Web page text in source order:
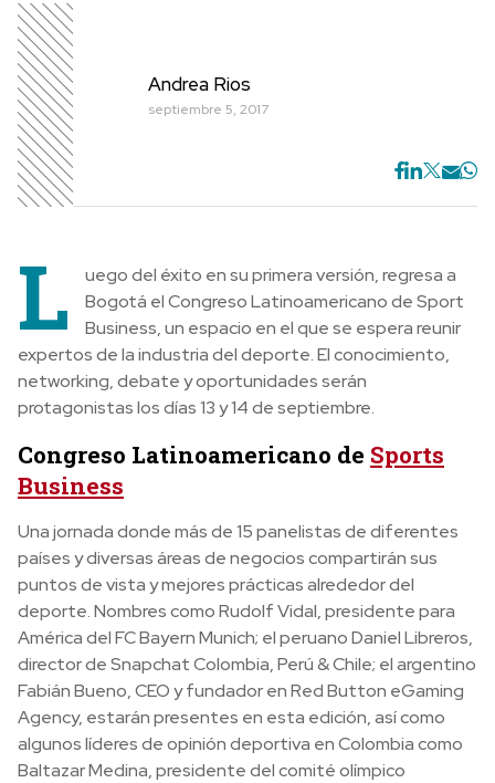
Andrea Rios
septiembre 5, 2017
L
uego del éxito en su primera versión, regresa a
Bogotá el Congreso Latinoamericano de Sport
Business, un espacio en el que se espera reunir
expertos de la industria del deporte. El conocimiento,
networking, debate y oportunidades serán
protagonistas los días 13 y 14 de septiembre.
Congreso Latinoamericano de Sports
Business
Una jornada donde más de 15 panelistas de diferentes
países y diversas áreas de negocios compartirán sus
puntos de vista y mejores prácticas alrededor del
deporte. Nombres como Rudolf Vidal, presidente para
América del FC Bayern Munich; el peruano Daniel Libreros,
director de Snapchat Colombia, Perú & Chile; el argentino
Fabián Bueno, CEO y fundador en Red Button eGaming
Agency, estarán presentes en esta edición, así como
algunos líderes de opinión deportiva en Colombia como
Baltazar Medina, presidente del comité olímpico